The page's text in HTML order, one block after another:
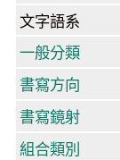
文字語系
一般分類
書寫方向
書寫鏡射
組合類別